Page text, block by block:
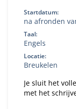
Startdatum:
na afronden
Taal:
Engels
Locatie:
Breukelen
Je sluit het
met het